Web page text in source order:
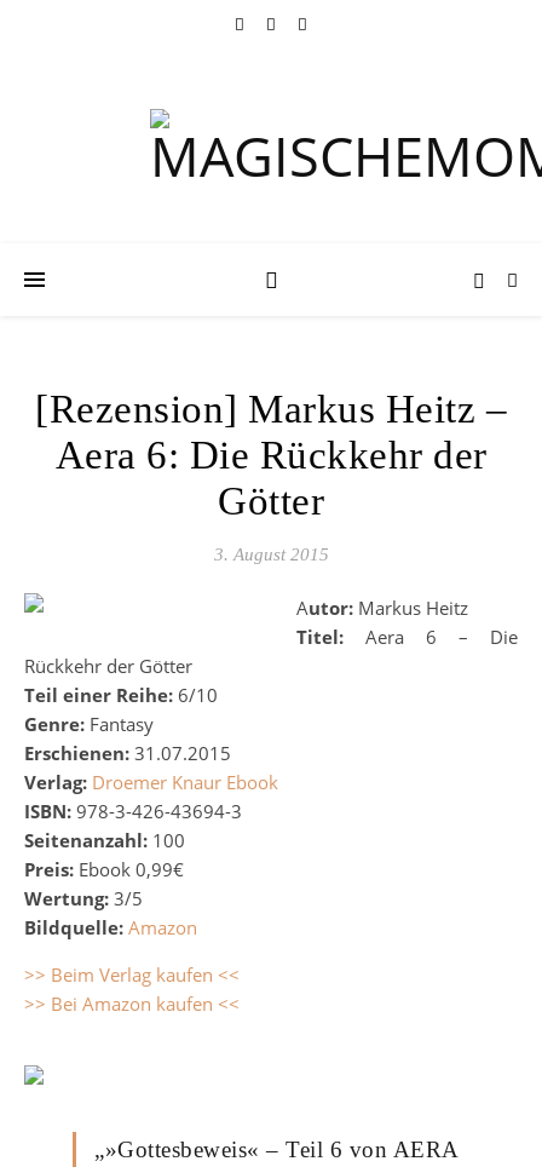
[Rezension] Markus Heitz –
Aera 6: Die Rückkehr der
Götter
3. August 2015
Autor: Markus Heitz
Titel: Aera 6 – Die
Rückkehr der Götter
Teil einer Reihe: 6/10
Genre: Fantasy
Erschienen: 31.07.2015
Verlag: Droemer Knaur Ebook
ISBN: 978-3-426-43694-3
Seitenanzahl: 100
Preis: Ebook 0,99€
Wertung: 3/5
Bildquelle: Amazon
>> Beim Verlag kaufen <<
>> Bei Amazon kaufen <<
„»Gottesbeweis« – Teil 6 von AERA